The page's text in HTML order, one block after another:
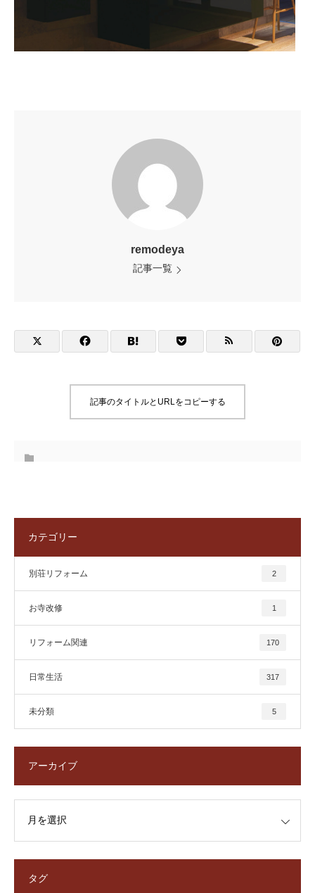
remodeya
記事一覧
記事のタイトルとURLをコピーする
カテゴリー
別荘リフォーム 2
お寺改修 1
リフォーム関連 170
日常生活 317
未分類 5
アーカイブ
タグ